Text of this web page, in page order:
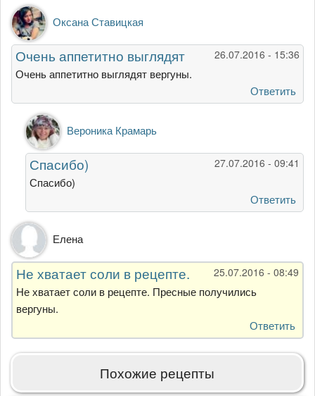
Оксана Ставицкая
26.07.2016 - 15:36
Очень аппетитно выглядят
Очень аппетитно выглядят вергуны.
Ответить
Ответ
на
Очень
аппетитно
выглядят
Оксана
Ставицкая
Вероника Крамарь
27.07.2016 - 09:41
Спасибо)
Спасибо)
Ответить
Елена
25.07.2016 - 08:49
Не хватает соли в рецепте.
Не хватает соли в рецепте. Пресные получились
вергуны.
Ответить
Похожие рецепты